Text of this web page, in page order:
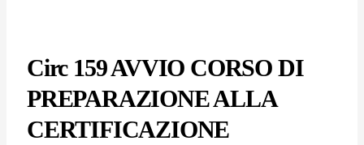
Circ 159 AVVIO CORSO DI
PREPARAZIONE ALLA
CERTIFICAZIONE